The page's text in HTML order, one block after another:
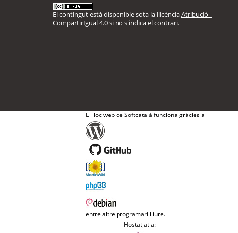
El contingut està disponible sota la llicènciaAtribució -
CompartirIgual 4.0si no s'indica el contrari.
El lloc web de Softcatalà funciona gràcies a
entre altre programari lliure.
Hostatjat a: